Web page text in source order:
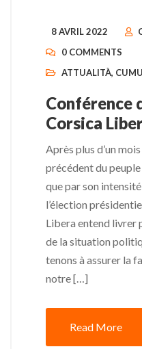
8 AVRIL 2022
0 COMMENTS
ATTUALITÀ,
Conférence
Corsica
Après plus d’un
précédent du
que par son
l’élection
Libera entend livrer
de la situation
tenons à assurer la
notre […]
Read More